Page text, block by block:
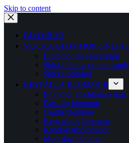
Skip to content
BLOMBUD
SKICKA BLOMMOR ONLINE
Blommor till begravning
Skicka blommor utomlands
Skicka choklad
BESTÄLLA BLOMMOR
Blommor alla hjärtans dag
Fars dag blommor
Grattis blommor
Krya på dig blommor
Kondoleansblommor
Mors dag blommor